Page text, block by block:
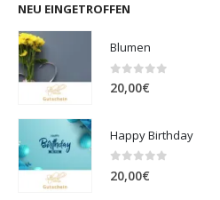
NEU EINGETROFFEN
Blumen
0 out of 5
20,00€
Happy Birthday
0 out of 5
20,00€